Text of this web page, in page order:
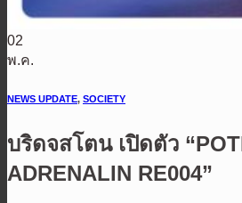
02
พ.ค.
NEWS UPDATE, SOCIETY
บริดจสโตน เปิดตัว
ADRENALIN RE004”